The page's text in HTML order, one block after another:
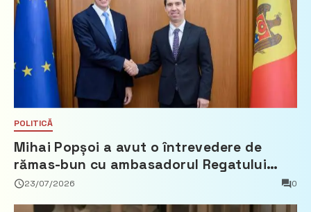
POLITICĂ
Mihai Popșoi a avut o întrevedere de
rămas-bun cu ambasadorul Regatului
Țărilor de Jos, Fred Duijn
23/07/2026 0